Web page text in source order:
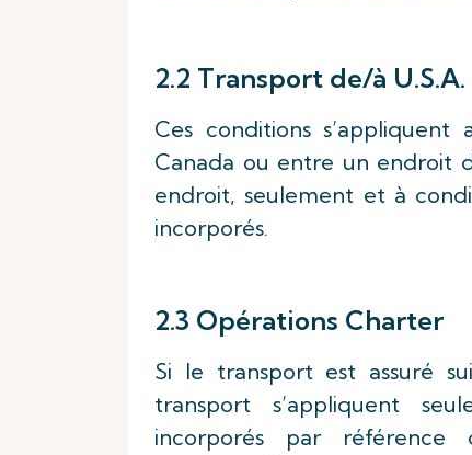
2.2 Transport de/à
Ces conditions
Canada ou entre un endroit
endroit, seulement et à
incorporés.
2.3 Opérations Charter
Si le transport est assuré
transport s’appliquent
incorporés par